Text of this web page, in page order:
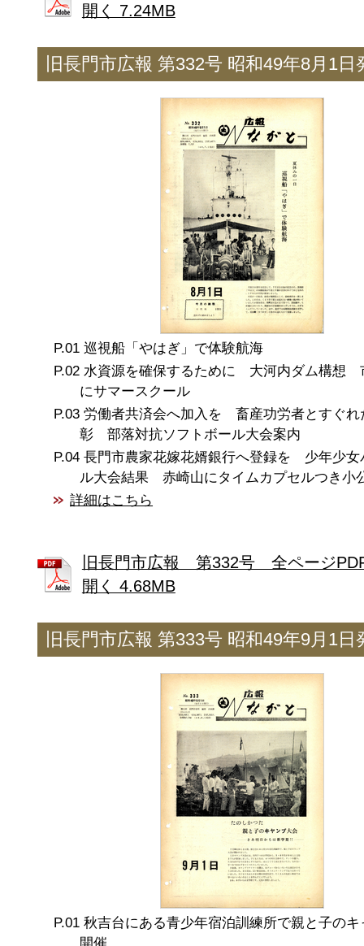
開く 7.24MB
旧長門市広報 第332号 昭和49年8月1日
巡視船「やはぎ」で体験航海
水資源を確保するために 大河内ダム構想
にサマースクール
労働者共済会へ加入を 畜産功労者とすぐれ
彰 部落対抗ソフトボール大会案内
長門市農家花嫁花婿銀行へ登録を 少年少女
ル大会結果 赤崎山にタイムカプセルつき小
詳細はこちら
旧長門市広報 第332号 全ページ
開く 4.68MB
旧長門市広報 第333号 昭和49年9月1日
秋吉台にある青少年宿泊訓練所で親と子のキ